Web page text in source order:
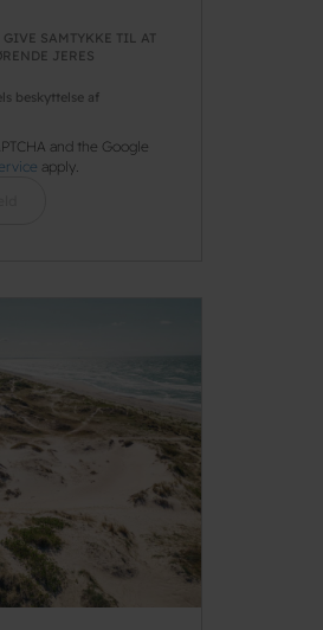
SAMTYKKE TIL AT
JERES
beskyttelse af
and the Google
apply.